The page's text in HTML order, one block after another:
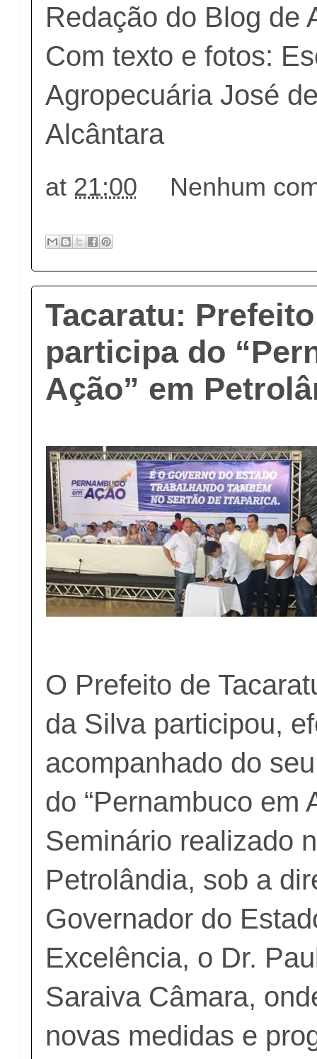
Redação do Blog de
Com texto e fotos:
Agropecuária José
Alcântara
at 21:00 Nenhum
Tacaratu:
participa do
Ação” em
O Prefeito de
da Silva participou,
acompanhado do
do “Pernambuco em
Seminário realizado
Petrolândia, sob a
Governador do
Excelência, o Dr.
Saraiva Câmara,
novas medidas e